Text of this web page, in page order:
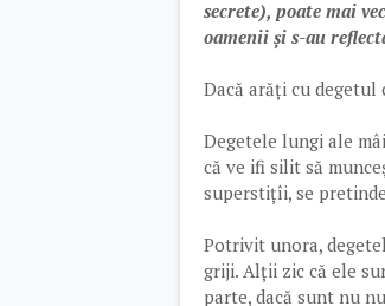
secrete), poate mai
oamenii și s-au
Dacă arăți cu degetul
Degetele lungi ale
că ve ifi silit să
superstițîi, se
Potrivit unora,
griji. Alții zic că ele
parte, dacă sunt nu